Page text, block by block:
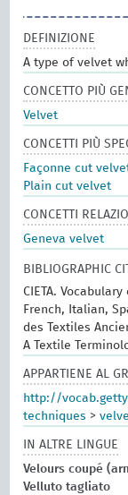
DEFINIZIONE
A type of velvet
CONCETTO PIÙ
Velvet
CONCETTI PIÙ
Façonne cut
Plain cut velvet
CONCETTI
Geneva velvet
BIBLIOGRAPHIC
CIETA.
French, Italian,
des Textiles
A Textile
APPARTIENE AL
http://
techniques >
IN ALTRE LINGUE
Velours coupé
Velluto tagliato